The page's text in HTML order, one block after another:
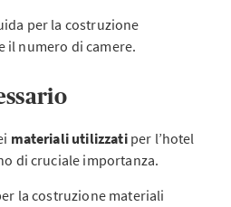
per la costruzione
il numero di camere.
materiali utilizzati per l’hotel
di cruciale importanza.
la costruzione materiali